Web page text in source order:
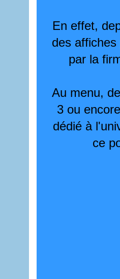
En effet,
des
par la
Au menu,
3 ou
dédié à
ce